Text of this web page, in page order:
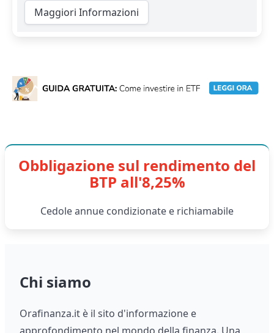
Maggiori Informazioni
Obbligazione sul rendimento del
BTP all'8,25%
Cedole annue condizionate e richiamabile
Chi siamo
Orafinanza.it è il sito d'informazione e